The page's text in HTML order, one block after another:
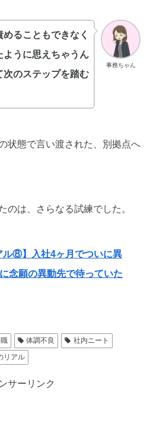
事務ちゃん
ることもできなく
ように思えちゃうん
次のステップを踏む
状態で言い渡された、別拠点へ
のは、さらなる試練でした。
ル⑧】入社4ヶ月でついに異
念願の異動先で待っていた
体調不良
社内ニート
リアル
サーリンク